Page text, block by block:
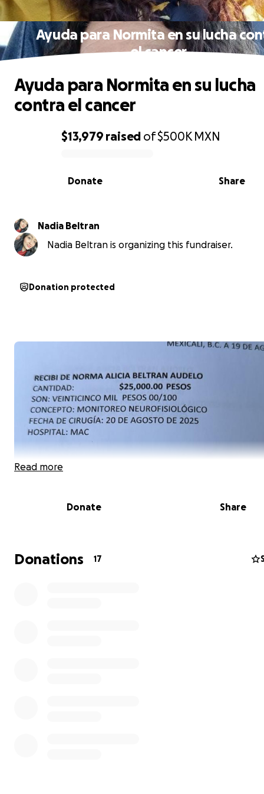
Ayuda para Normita en su lucha
el cancer
0% complete
$13,979 raised of$500K MXN
Share
Donate
Ayuda para Normita en su lucha
contra el cancer
Nadia Beltran
Nadia Beltran is organizing this fundraiser.
Donation protected
Read more
Donate Share
Donations 17